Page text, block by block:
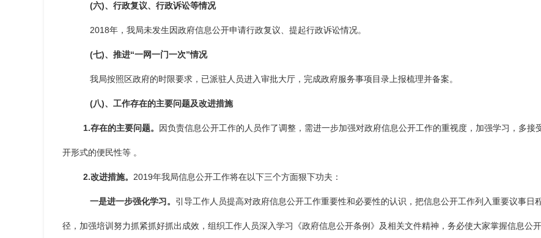
(六)、行政复议、行政诉讼等情况
2018年，我局未发生因政府信息公开申请行政复议、提起行政诉讼情况。
(七)、推进“一网一门一次”情况
我局按照区政府的时限要求，已派驻人员进入审批大厅，完成政府服务事项目录上报梳理并备案。
(八)、工作存在的主要问题及改进措施
1.存在的主要问题。 因负责信息公开工作的人员作了调整，需进一步加强对政府信息公开工作的重视度，加强学习，多
开形式的便民性等 。
2.改进措施。 2019年我局信息公开工作将在以下三个方面狠下功夫：
一是进一步强化学习。 引导工作人员提高对政府信息公开工作重要性和必要性的认识，把信息公开工作列入重要议事
径，加强培训努力抓紧抓好抓出成效，组织工作人员深入学习《政府信息公开条例》及相关文件精神，务必使大家掌握信息公